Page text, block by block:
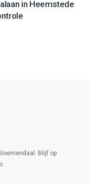
in Heemstede
Blijf op